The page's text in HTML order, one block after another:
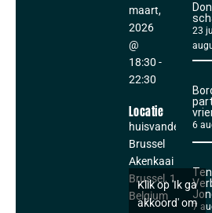
maart,
2026
@
18:30 -
22:30
Locatie
huisvandeMens
Brussel
Akenkaai 1
Brussel , 1000
Belgium
Klik op 'Ik ga
akkoord' om
23
6
7